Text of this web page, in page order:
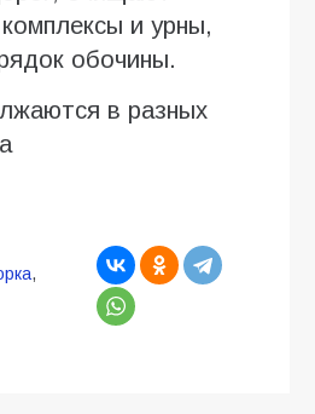
и урны,
обочины.
в разных
,